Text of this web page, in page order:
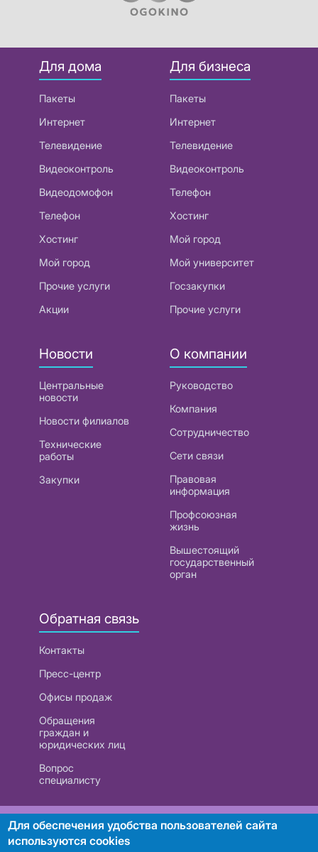
Для дома
Пакеты
Интернет
Телевидение
Видеоконтроль
Видеодомофон
Телефон
Хостинг
Мой город
Прочие услуги
Акции
Для бизнеса
Пакеты
Интернет
Телевидение
Видеоконтроль
Телефон
Хостинг
Мой город
Мой университет
Госзакупки
Прочие услуги
Новости
Центральные
новости
Новости филиалов
Технические
работы
Закупки
О компании
Руководство
Компания
Сотрудничество
Сети связи
Правовая
информация
Профсоюзная
жизнь
Вышестоящий
государственный
орган
Обратная связь
Контакты
Пресс-центр
Офисы продаж
Обращения
граждан и
юридических лиц
Вопрос
специалисту
РУП «Белтелеком». УНП 101007741
Для обеспечения удобства пользователей сайта
используются cookies